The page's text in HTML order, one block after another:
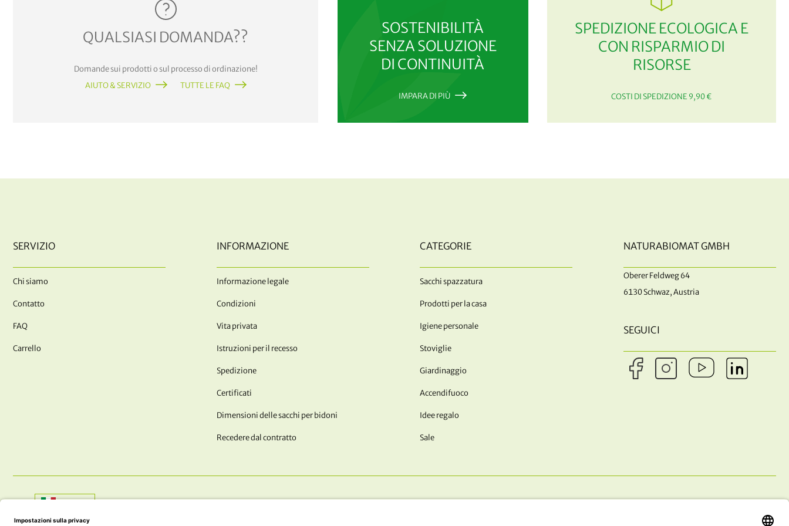
QUALSIASI DOMANDA??
Domande sui prodotti o sul processo di ordinazione!
AIUTO & SERVIZIO
TUTTE LE FAQ
SOSTENIBILITÀ
SENZA SOLUZIONE
DI CONTINUITÀ
IMPARA DI PIÙ
SPEDIZIONE ECOLOGICA E
CON RISPARMIO DI
RISORSE
COSTI DI SPEDIZIONE 9,90 €
SERVIZIO
Chi siamo
Contatto
FAQ
Carrello
INFORMAZIONE
Informazione legale
Condizioni
Vita privata
Istruzioni per il recesso
Spedizione
Certificati
Dimensioni delle sacchi per bidoni
Recedere dal contratto
CATEGORIE
Sacchi spazzatura
Prodotti per la casa
Igiene personale
Stoviglie
Giardinaggio
Accendifuoco
Idee regalo
Sale
NATURABIOMAT GMBH
Oberer Feldweg 64
6130 Schwaz, Austria
SEGUICI